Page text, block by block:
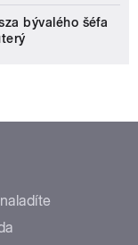
bývalého šéfa